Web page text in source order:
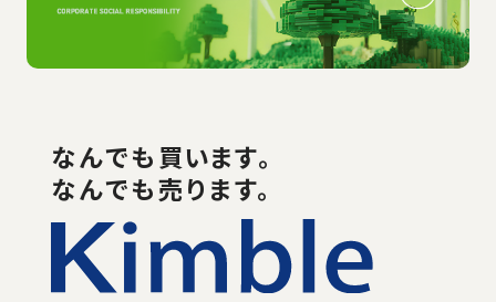
なんでも 買います。
なんでも売ります。